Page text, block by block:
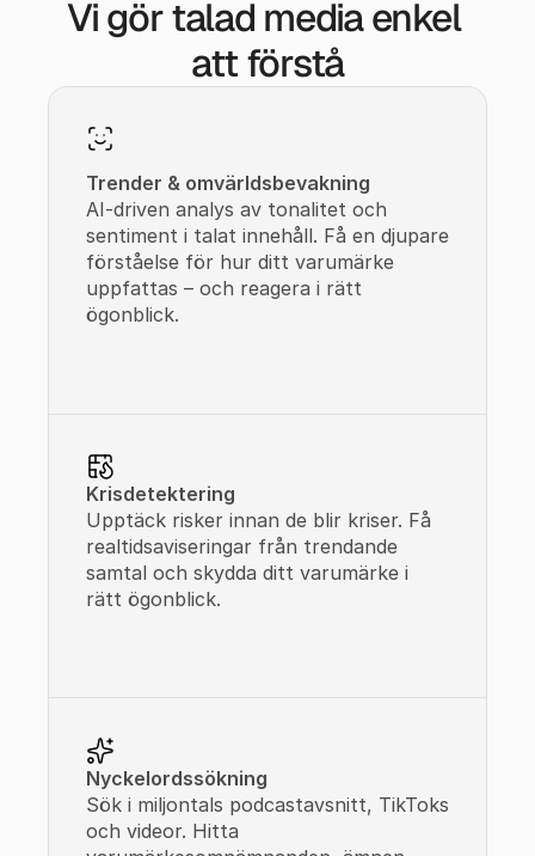
Vi gör talad media enkel
att förstå
Trender & omvärldsbevakning
AI-driven analys av tonalitet och
sentiment i talat innehåll. Få en djupare
förståelse för hur ditt varumärke
uppfattas – och reagera i rätt
ögonblick.
Krisdetektering
Upptäck risker innan de blir kriser. Få
realtidsaviseringar från trendande
samtal och skydda ditt varumärke i
rätt ögonblick.
Nyckelordssökning
Sök i miljontals podcastavsnitt, TikToks
och videor. Hitta